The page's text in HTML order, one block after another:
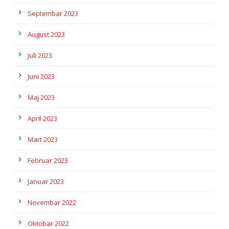
Septembar 2023
August 2023
Juli 2023
Juni 2023
Maj 2023
April 2023
Mart 2023
Februar 2023
Januar 2023
Novembar 2022
Oktobar 2022